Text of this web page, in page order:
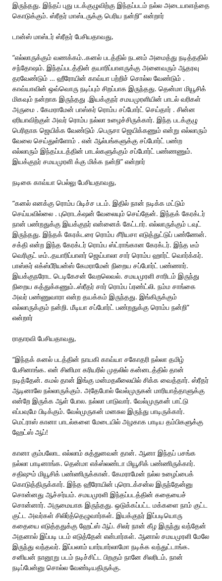
இருந்தது. இந்தப் புது படக்குழுவிற்கு இந்தப்படம் நல்ல அடையாளத்தை
கொடுக்கும். ஸ்ரீதர் மாஸ்டருக்கு பெரிய நன்றி” என்றார்
டான்ஸ் மாஸ்டர் ஸ்ரீதர் பேசியதாவது,
“எல்லாருக்கும் வணக்கம்..கனல் படத்தில் நடனம் அமைத்து நடித்ததில்
சந்தோஷம். இந்தப்படத்தின் தயாரிப்பாளருக்கு அனைவரும் ஆதரவு
தரவேண்டும் … ஹீரோயின் காவ்யா பற்றிச் சொல்ல வேண்டும் .
காவ்யாவின் ஒவ்வொரு நடிப்பும் சிறப்பாக இருந்தது. தென்மா மியூசிக்
மிகவும் நன்றாக இருந்தது .இயக்குநர் சமயமுரளியின் பாடல் வரிகள்
அருமை . கேமராமேன் பாஸ்கர் ரொம்ப சப்போர்ட் செய்தார் . சின்ன
ஏரியாவிற்குள் அவர் ரொம்ப நல்லா உழைச்சிருக்கார். இந்த படக்குழு
பெரிதாக ஜெயிக்க வேண்டும் .பெருசா ஜெயிக்கணும் என்று எல்லாரும்
வேலை செய்துள்ளோம் . என் ஆல்பங்களுக்கு சப்போர்ட் பண்ற
எல்லாரும் இந்தப்படத்தின் பாடல்களுக்கும் சப்போர்ட் பண்ணணும்.
இயக்குநர் சமயமுரளி க்கு மிக்க நன்றி” என்றார்
நடிகை காவ்யா பெல்லு பேசியதாவது,
“கனல் எனக்கு ரொம்ப பிடிச்ச படம். இதில் நான் நடிக்க மட்டும்
செய்யவில்லை . புரொடக்‌ஷன் வேலையும் செய்தேன். இந்தக் கேரக்டர்
நான் பண்றதுக்கு இயக்குநர் என்னைக் கேட்டார். எல்லாருக்கும் டவுட்
இருந்தது. இந்தக் கேரக்டரை ரொம்ப சீரியசா எடுத்துட்டுப் பண்ணேன்.
சக்தி என்ற இந்த கேரக்டர் ரொம்ப ஸ்ட்ராங்கான கேரக்டர். இந்த டீம்
வெரிகுட் டீம்..தயாரிப்பாளர் ஜெய்பாலா சார் ரொம்ப ஹார்ட் வொர்க்கர்.
பாஸ்கர் எக்ஸ்பீரியன்ஸ் கேமராமேன் நிறைய சப்போர்ட் பண்ணார்.
இயக்குநரோட டெடிகேசன் வேறலெவல். சமயமுரளி சாரிடம் இருந்து
நிறைய கத்துக்கணும்..ஸ்ரீதர் சார் ரொம்ப ப்ரண்ட்லி. நம்ம சாங்கை
அவர் பண்ணுவாரா என்ற தயக்கம் இருந்தது. இங்கிருக்கும்
எல்லாருக்கும் நன்றி. மீடியா சப்போர்ட் பண்றதுக்கு ரொம்ப நன்றி”
என்றார்
ராதாரவி பேசியதாவது,
“இந்தக் கனல் படத்தின் நாயகி காவ்யா சகோதரி நல்லா தமிழ்
பேசினாங்க. என் சினிமா கரியரில் முதலில் கன்னடத்தில் தான்
நடித்தேன். கமல் தான் இங்கு மன்மதலீலையில் சிக்க வைத்தார். ஸ்ரீதர்
ஆடினாலே நல்லாருக்கும். அதேபோல் வேல்முருகன் மாரியாத்தாளுக்கு
என்றே இருக்க ஆள் போல. நல்லா பாடுவார். வேல்முருகன் பாட்டு
எப்பவுமே பிடிக்கும். வேல்முருகன் மனசுல இருந்து பாடிருக்கார்.
மெட்ராஸ் கானா பாடல்களை மேடையில் அழகாக பாடிய தம்பிகளுக்கு
ஹேட்ஸ் ஆப்!
கானா கும்பலோட எல்லாம் சுத்துனவன் தான். ஆனா இந்தப் பசங்க
நல்லா பாடினாங்க. தென்மா எக்ஸ்லண்டா மியூசிக் பண்ணிருக்கார்.
சதிஷும் மியூசிக் பண்ணிருக்கான். கேமராமேன் நல்ல உழைப்பைக்
கொடுத்திருக்கார். இந்த ஹீரோயின் புரொடக்சன்ல இருந்தேன்னு
சொன்னது ஆச்சர்யம். சமயமுரளி இந்தப்படத்தின் கதையைச்
சொன்னார். அருமையாக இருந்தது. ஒடுக்கப்பட்ட மக்களை நாம் குட்ட
குட்ட அவர்கள் சிலிர்த்தெழுவார்கள். இயக்குநர் இப்படியொரு
கதையை எடுத்ததுக்கு ஹேட்ஸ் ஆப். சிலர் நான் கீழ இருந்து வந்தேன்
அதனால் இப்படி படம் எடுத்தேன் என்பார்கள். ஆனால் சமயமுரளி மேலே
இருந்து வந்தவர். இப்பலாம் யார்யார்லாமோ நடிக்க வந்துட்டாங்க.
சனியன் நானூறு படம் நடிச்சிட்ட பிறகும் நானே சிலரிடம், நான்
நடிப்பேன்னு சொல்ல வேண்டியதிருக்கு.